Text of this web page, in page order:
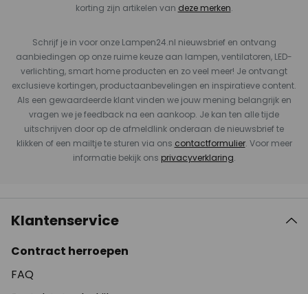
korting zijn artikelen van deze merken.
Schrijf je in voor onze Lampen24.nl nieuwsbrief en ontvang
aanbiedingen op onze ruime keuze aan lampen, ventilatoren, LED-
verlichting, smart home producten en zo veel meer! Je ontvangt
exclusieve kortingen, productaanbevelingen en inspiratieve content.
Als een gewaardeerde klant vinden we jouw mening belangrijk en
vragen we je feedback na een aankoop. Je kan ten alle tijde
uitschrijven door op de afmeldlink onderaan de nieuwsbrief te
klikken of een mailtje te sturen via ons contactformulier. Voor meer
informatie bekijk ons privacyverklaring.
Klantenservice
Contract herroepen
FAQ